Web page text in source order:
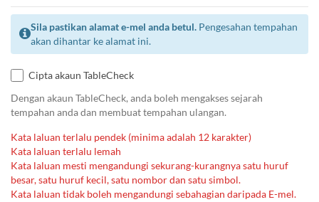
Sila pastikan alamat e-mel anda betul. Pengesahan tempahan
akan dihantar ke alamat ini.
Cipta akaun TableCheck
Dengan akaun TableCheck, anda boleh mengakses sejarah
tempahan anda dan membuat tempahan ulangan.
Kata laluan terlalu pendek (minima adalah 12 karakter)
Kata laluan terlalu lemah
Kata laluan mesti mengandungi sekurang-kurangnya satu huruf
besar, satu huruf kecil, satu nombor dan satu simbol.
Kata laluan tidak boleh mengandungi sebahagian daripada E-mel.